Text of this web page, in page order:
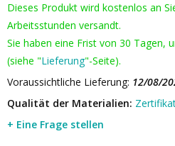
Dieses Produkt wird kostenlos an
Arbeitsstunden versandt.
Sie haben eine Frist von 30 Tagen,
(siehe "Lieferung"-Seite).
Voraussichtliche Lieferung: 12/08/
Qualität der Materialien:
+ Eine Frage stellen